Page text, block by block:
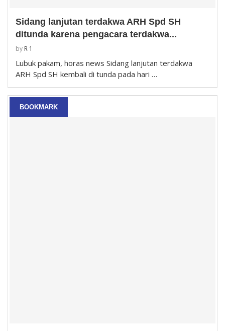
Sidang lanjutan terdakwa ARH Spd SH
ditunda karena pengacara terdakwa...
by R 1
Lubuk pakam, horas news Sidang lanjutan terdakwa
ARH Spd SH kembali di tunda pada hari …
BOOKMARK